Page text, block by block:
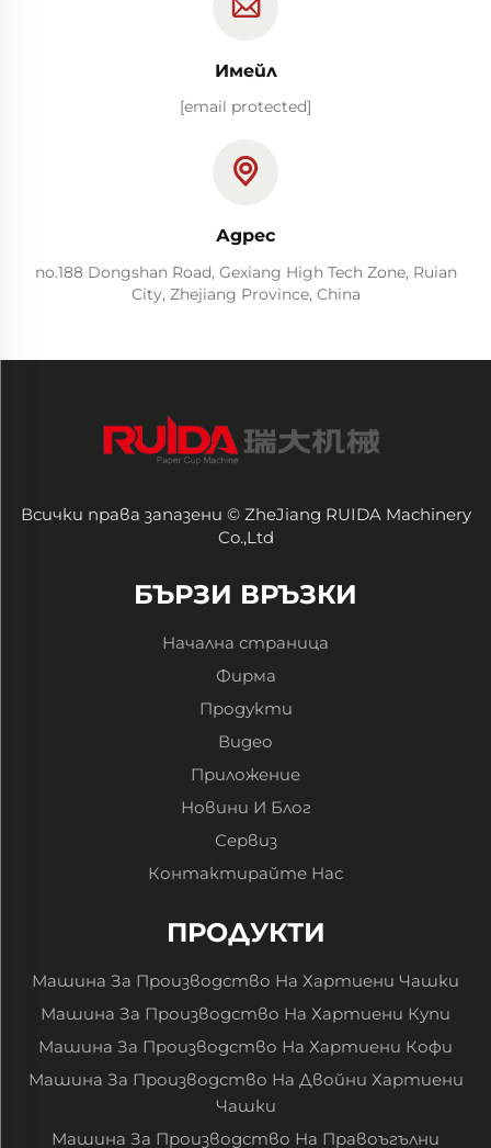
Имейл
[email protected]
Адрес
no.188 Dongshan Road, Gexiang High Tech Zone, Ruian
City, Zhejiang Province, China
Всички права запазени © ZheJiang RUIDA Machinery
Co.,Ltd
БЪРЗИ ВРЪЗКИ
Начална страница
Фирма
Продукти
Видео
Приложение
Новини И Блог
Сервиз
Контактирайте Нас
ПРОДУКТИ
Машина За Производство На Хартиени Чашки
Машина За Производство На Хартиени Купи
Машина За Производство На Хартиени Кофи
Машина За Производство На Двойни Хартиени
Чашки
Машина За Производство На Правоъгълни